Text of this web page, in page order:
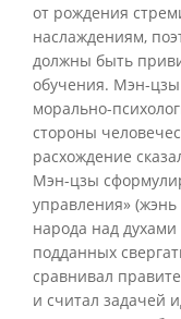
от рождения
наслаждениям,
должны быть
обучения. Мэн-цзы
морально-
стороны
расхождение
Мэн-цзы
управления»
народа над
подданных
сравнивал
и считал задачей